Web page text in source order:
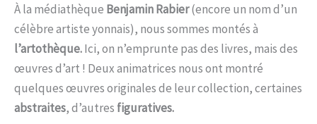
À la médiathèque Benjamin Rabier(encore un nom d’un
célèbre artiste yonnais), nous sommes montés à
l’artothèque.Ici, on n’emprunte pas des livres, mais des
œuvres d’art ! Deux animatrices nous ont montré
quelques œuvres originales de leur collection, certaines
abstraites, d’autres figuratives.